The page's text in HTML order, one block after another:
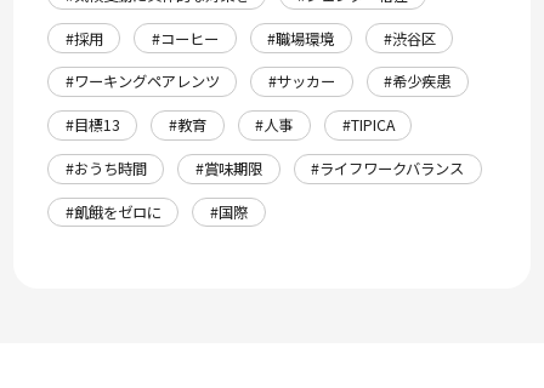
#採用
#コーヒー #職場環境
#渋谷区
#ワーキングペアレンツ
#サッカー
#希少疾患
#目標13
#教育 #人事
#TIPICA
#おうち時間
#賞味期限
#ライフワークバランス
#飢餓をゼロに
#国際